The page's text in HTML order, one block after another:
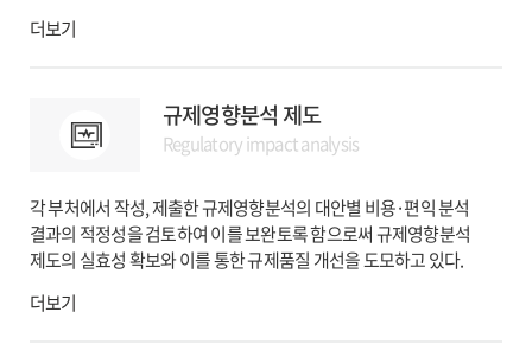
더보기
규제영향분석 제도
Regulatory impact analysis
각 부처에서 작성, 제출한 규제영향분석의 대안별 비용·편익 분석
결과의 적정성을 검토하여 이를 보완토록 함으로써 규제영향분석
제도의 실효성 확보와 이를 통한 규제품질 개선을 도모하고 있다.
더보기